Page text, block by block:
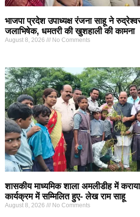
भाजपा प्रदेश उपाध्यक्ष रंजना साहू ने
जलाभिषेक, धमतरी की खुशहाली की कामना
August 8, 2026 No Comments
शासकीय माध्यमिक शाला अमलीडीह में
कार्यक्रम में सम्मिलित हुए- लेख राम साहू
August 8, 2026 No Comments